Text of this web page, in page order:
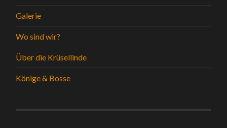
Galerie
Wo sind wir?
Über die Krüsellinde
Könige & Bosse